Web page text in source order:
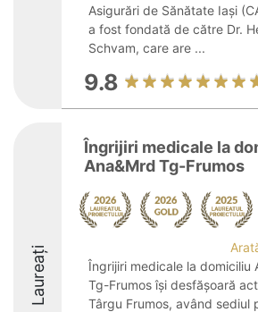
Asigurări de Sănătate Iași
a fost fondată de către Dr.
Schvam, care are ...
9.8
Laureați
Îngrijiri medicale la
Ana&Mrd Tg-Frumos
Îngrijiri medicale la domiciliu
Tg-Frumos își desfășoară
Târgu Frumos, având sediul